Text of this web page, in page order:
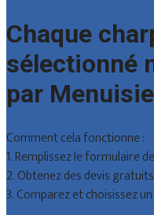
Chaque
sélectionné
par
Comment cela fonctionne :
1. Remplissez le formulaire
2. Obtenez des devis gratuits
3. Comparez et choisissez